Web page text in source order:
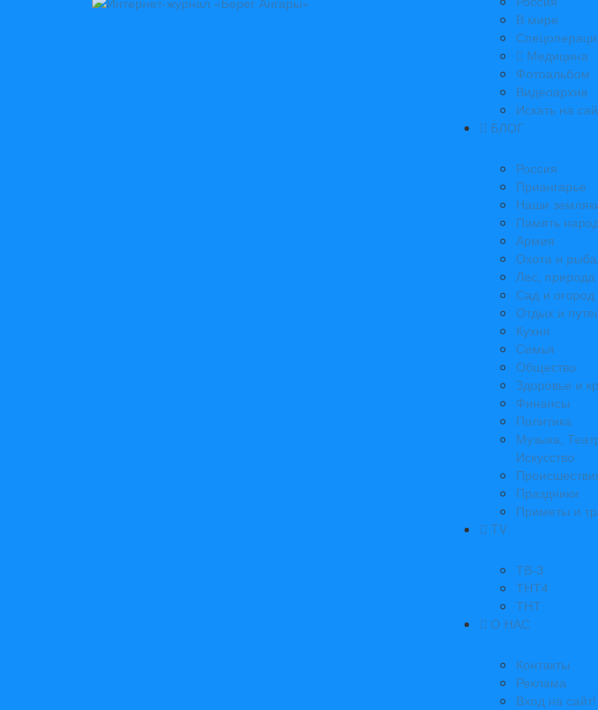
В мире
Медицина
Фотоальбом
Видеоархив
Искать на
БЛОГ
Россия
Приангарье
Наши
Память
Армия
Охота и
Лес, природа
Сад и огород
Отдых и
Кухня
Семья
Общество
Здоровье и
Финансы
Политика
Музыка,
Искусство
Праздники
Приметы и
TV
ТВ-3
ТНТ4
ТНТ
О НАС
Контакты
Реклама
Вход на сайт!